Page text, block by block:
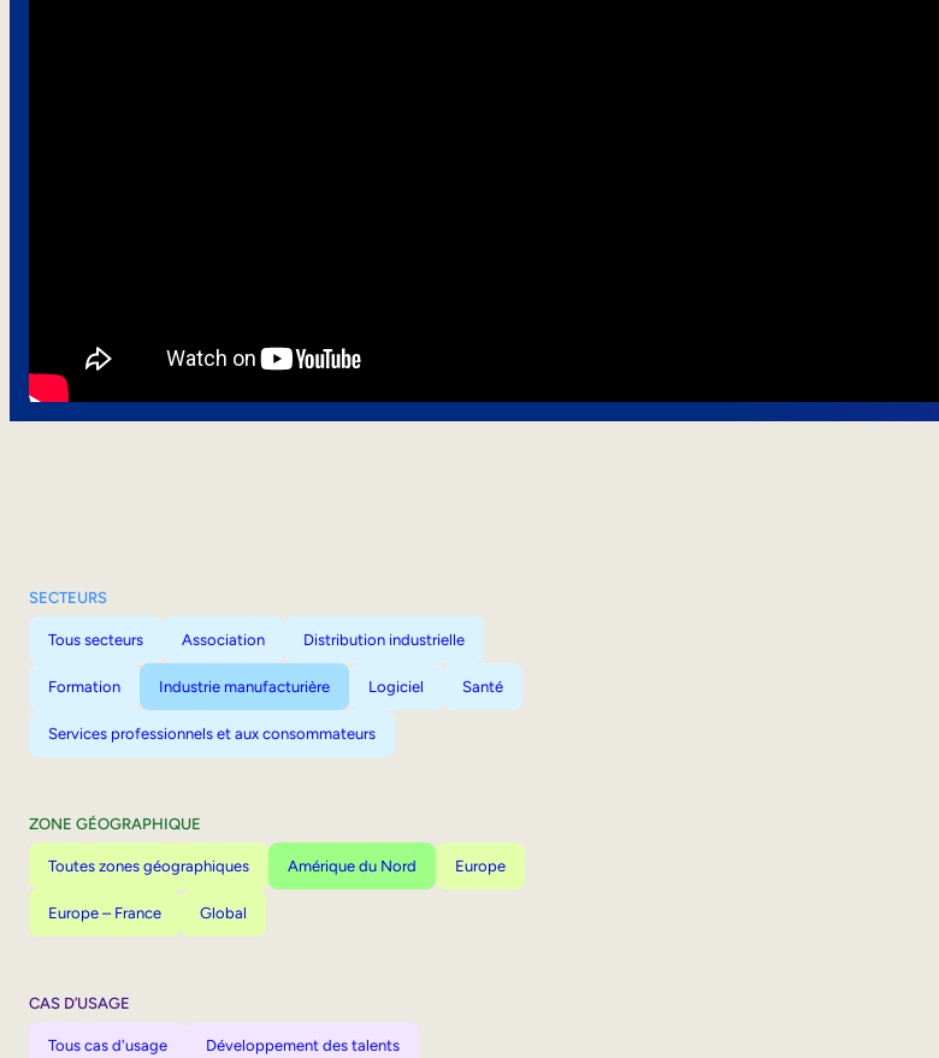
SECTEURS
Tous secteurs Association Distribution industrielle
Formation Industrie manufacturière Logiciel Santé
Services professionnels et aux consommateurs
ZONE GÉOGRAPHIQUE
Toutes zones géographiques Amérique du Nord Europe
Europe – France Global
CAS D’USAGE
Tous cas d'usage Développement des talents